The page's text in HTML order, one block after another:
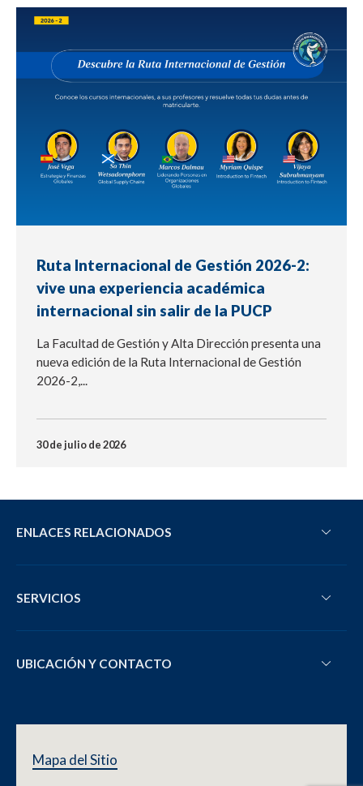
Ruta Internacional de Gestión 2026-2:
vive una experiencia académica
internacional sin salir de la PUCP
La Facultad de Gestión y Alta Dirección presenta una
nueva edición de la Ruta Internacional de Gestión
2026-2,...
30 de julio de 2026
ENLACES RELACIONADOS
SERVICIOS
UBICACIÓN Y CONTACTO
Mapa del Sitio